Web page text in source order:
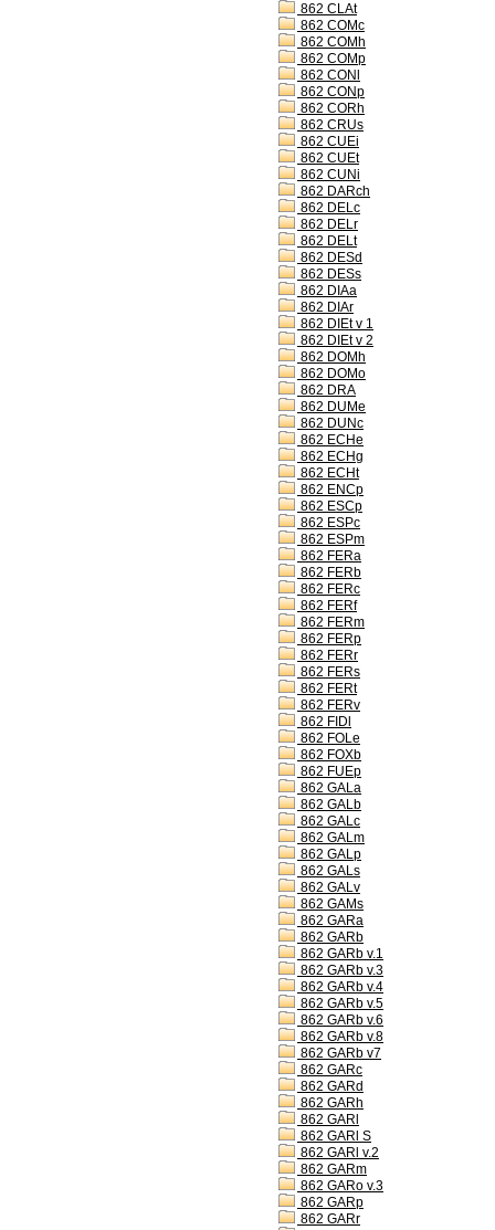
862 CLAt
862 COMc
862 COMh
862 COMp
862 CONl
862 CONp
862 CORh
862 CRUs
862 CUEi
862 CUEt
862 CUNi
862 DARch
862 DELc
862 DELr
862 DELt
862 DESd
862 DESs
862 DIAa
862 DIAr
862 DIEt v 1
862 DIEt v 2
862 DOMh
862 DOMo
862 DRA
862 DUMe
862 DUNc
862 ECHe
862 ECHg
862 ECHt
862 ENCp
862 ESCp
862 ESPc
862 ESPm
862 FERa
862 FERb
862 FERc
862 FERf
862 FERm
862 FERp
862 FERr
862 FERs
862 FERt
862 FERv
862 FIDl
862 FOLe
862 FOXb
862 FUEp
862 GALa
862 GALb
862 GALc
862 GALm
862 GALp
862 GALs
862 GALv
862 GAMs
862 GARa
862 GARb
862 GARb v.1
862 GARb v.3
862 GARb v.4
862 GARb v.5
862 GARb v.6
862 GARb v.8
862 GARb v7
862 GARc
862 GARd
862 GARh
862 GARl
862 GARl S
862 GARl v.2
862 GARm
862 GARo v.3
862 GARp
862 GARr